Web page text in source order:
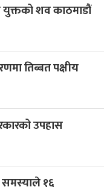
युक्तको शव काठमाडौं
तिब्बत पक्षीय
उपहास
समस्याले १६